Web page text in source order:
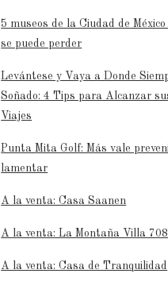
5 museos de la Ciudad de
se puede perder
Levántese y Vaya a Donde
Soñado: 4 Tips para Alcanzar
Viajes
Punta Mita Golf: Más vale
lamentar
A la venta: Casa Saanen
A la venta: La Montaña Villa 708
A la venta: Casa de Tranquilidad